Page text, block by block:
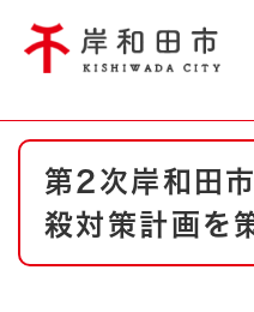
やさしい日本語
防災・緊急情報
ハザードマップ
本
第2次岸和田
殺対策計画を